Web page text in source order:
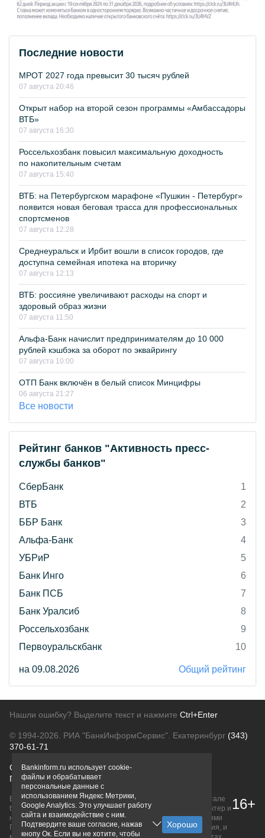
Последние новости
МРОТ 2027 года превысит 30 тысяч рублей
07 августа 20:46
Открыт набор на второй сезон программы «Амбассадоры
ВТБ»
07 августа 16:30
Россельхозбанк повысил максимальную доходность
по накопительным счетам
07 августа 15:40
ВТБ: на Петербургском марафоне «Пушкин - Петербург»
появится новая беговая трасса для профессиональных
спортсменов
07 августа 12:28
Среднеуральск и Ирбит вошли в список городов, где
доступна семейная ипотека на вторичку
07 августа 12:13
ВТБ: россияне увеличивают расходы на спорт и
здоровый образ жизни
07 августа 11:50
Альфа-Банк начислит предпринимателям до 10 000
рублей кэшбэка за оборот по эквайрингу
07 августа 10:00
ОТП Банк включён в белый список Минцифры
06 августа 21:27
Все новости
Рейтинг банков "Активность пресс-
службы банков"
СберБанк
1
ВТБ
2
ББР Банк
3
Альфа-Банк
4
УБРиР
5
Банк Инго
6
Банк ПСБ
7
Банк Уралсиб
8
Россельхозбанк
9
Первоуральскбанк
10
на 09.08.2026 Общий рейтинг
Нашли ошибку? Выделите текст и нажмите Ctrl+Enter
© 1994-2026. РИА "БанкИнформСервис". Екатеринбург (343)
370-61-71
О проектеПолитика конфиденциальности
Правовая информацияДля рекламодателей
Вся информация о продуктах банков, размещенная на портале
bankinform.ru, носит исключительно ознакомительный характер и
не является публичной офертой, определяемой положениями
ГК РФ. Информация не содержит точного и полного описания, и
16+
Bankinform.ru использует cookie-
файлы и обрабатывает
персональные данные с
использованием Яндекс Метрики,
Google Analytics. Это улучшает работу
сайта и взаимодействие с ним.
Подтвердите ваше согласие, нажав
кнопу Ок. Если вы не хотите, чтобы